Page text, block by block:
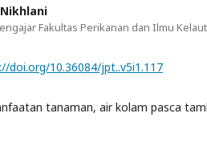
Fakultas Perikanan dan Ilmu
doi.org/10.36084/jpt..v5i1.117
tanaman, air kolam pasca